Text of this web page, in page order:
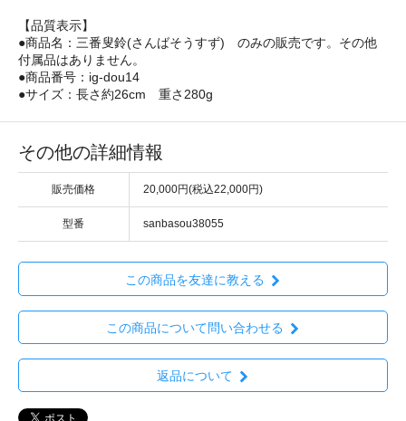
【品質表示】
●商品名：三番叟鈴(さんばそうすず) のみの販売です。その他
付属品はありません。
●商品番号：ig-dou14
●サイズ：長さ約26cm 重さ280g
その他の詳細情報
販売価格 20,000円(税込22,000円)
型番 sanbasou38055
この商品を友達に教える
この商品について問い合わせる
返品について